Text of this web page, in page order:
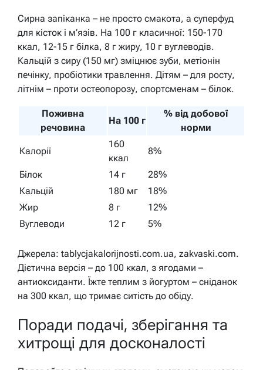
Сирна запіканка – не просто смакота, а суперфуд
для кісток і м’язів. На 100 г класичної: 150-170
ккал, 12-15 г білка, 8 г жиру, 10 г вуглеводів.
Кальцій з сиру (150 мг) зміцнює зуби, метіонін
печінку, пробіотики травлення. Дітям – для росту,
літнім – проти остеопорозу, спортсменам – білок.
Поживна
речовина
На 100 г
% від добової
норми
Калорії
160
ккал
8%
Білок 14 г
28%
Кальцій
180 мг
18%
Жир
8 г
12%
Вуглеводи
12 г 5%
Джерела: tablycjakalorijnosti.com.ua, zakvaski.com.
Дієтична версія – до 100 ккал, з ягодами –
антиоксиданти. Їжте теплим з йогуртом – сніданок
на 300 ккал, що тримає ситість до обіду.
Поради подачі, зберігання та
хитрощі для досконалості